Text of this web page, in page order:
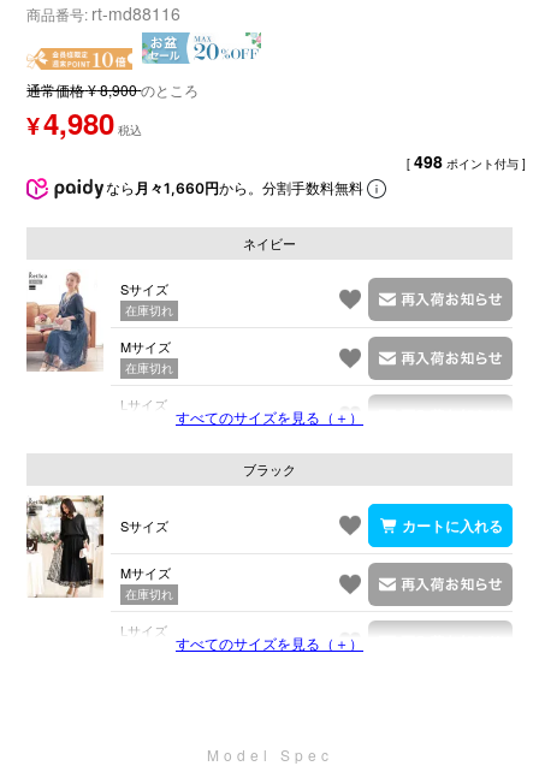
商品番号 rt-md88116
通常価格¥8,900のところ
¥4,980
[ 498 ポイント付与 ]
なら 月々1,660円から。分割手数料無料
ネイビー
Sサイズ
在庫切れ
Mサイズ
在庫切れ
Lサイズ
すべてのサイズを見る（＋）
ブラック
Sサイズ
Mサイズ
在庫切れ
Lサイズ
すべてのサイズを見る（＋）